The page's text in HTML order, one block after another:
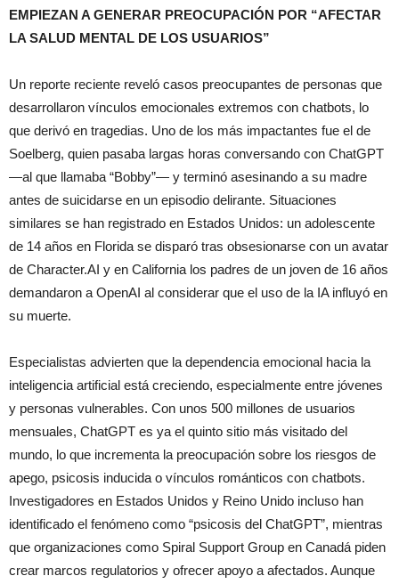
EMPIEZAN A GENERAR PREOCUPACIÓN POR “AFECTAR
LA SALUD MENTAL DE LOS USUARIOS”
Un reporte reciente reveló casos preocupantes de personas que
desarrollaron vínculos emocionales extremos con chatbots, lo
que derivó en tragedias. Uno de los más impactantes fue el de
Soelberg, quien pasaba largas horas conversando con ChatGPT
—al que llamaba “Bobby”— y terminó asesinando a su madre
antes de suicidarse en un episodio delirante. Situaciones
similares se han registrado en Estados Unidos: un adolescente
de 14 años en Florida se disparó tras obsesionarse con un avatar
de Character.AI y en California los padres de un joven de 16 años
demandaron a OpenAI al considerar que el uso de la IA influyó en
su muerte.
Especialistas advierten que la dependencia emocional hacia la
inteligencia artificial está creciendo, especialmente entre jóvenes
y personas vulnerables. Con unos 500 millones de usuarios
mensuales, ChatGPT es ya el quinto sitio más visitado del
mundo, lo que incrementa la preocupación sobre los riesgos de
apego, psicosis inducida o vínculos románticos con chatbots.
Investigadores en Estados Unidos y Reino Unido incluso han
identificado el fenómeno como “psicosis del ChatGPT”, mientras
que organizaciones como Spiral Support Group en Canadá piden
crear marcos regulatorios y ofrecer apoyo a afectados. Aunque